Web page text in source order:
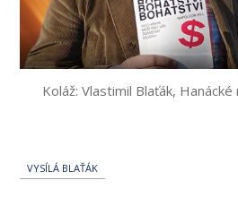
Koláž: Vlastimil Blaťák, Hanácké
VYSÍLÁ BLAŤÁK